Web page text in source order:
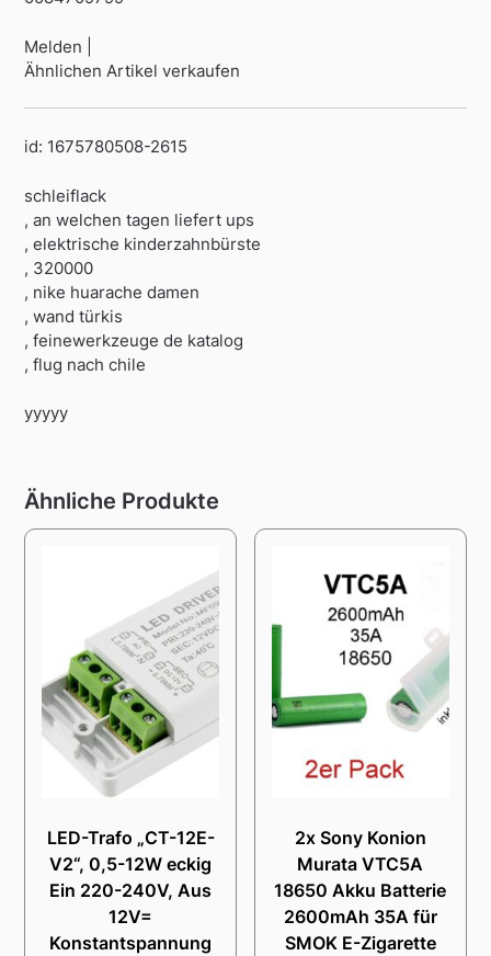
Melden |
Ähnlichen Artikel verkaufen
id: 1675780508-2615
schleiflack
, an welchen tagen liefert ups
, elektrische kinderzahnbürste
, 320000
, nike huarache damen
, wand türkis
, feinewerkzeuge de katalog
, flug nach chile
yyyyy
Ähnliche Produkte
LED-Trafo „CT-12E-
V2“, 0,5-12W eckig
Ein 220-240V, Aus
12V=
Konstantspannung
2x Sony Konion
Murata VTC5A
18650 Akku Batterie
2600mAh 35A für
SMOK E-Zigarette